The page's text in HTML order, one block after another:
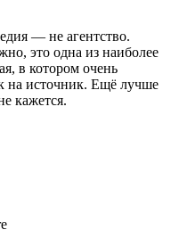
— не агентство.
это одна из наиболее
в котором очень
на источник. Ещё лучше
кажется.